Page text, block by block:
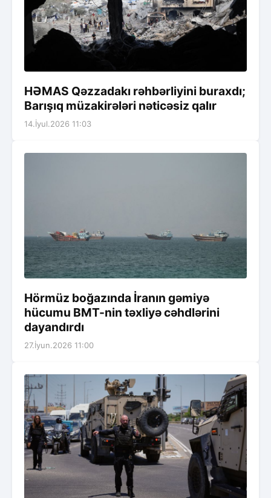
HƏMAS Qəzzadakı rəhbərliyini buraxdı;
Barışıq müzakirələri nəticəsiz qalır
14.İyul.2026 11:03
Hörmüz boğazında İranın gəmiyə
hücumu BMT-nin təxliyə cəhdlərini
dayandırdı
27.İyun.2026 11:00